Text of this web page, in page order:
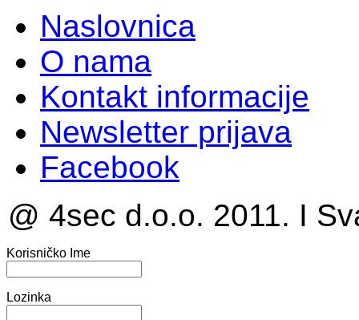
Naslovnica
O nama
Kontakt informacije
Newsletter prijava
Facebook
@ 4sec d.o.o. 2011. I
Korisničko Ime
Lozinka